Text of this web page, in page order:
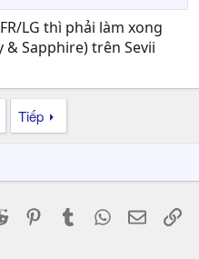
LG thì phải làm xong
& Sapphire) trên Sevii
Tiếp
Reddit PinterestTumblr WhatsApp
Email